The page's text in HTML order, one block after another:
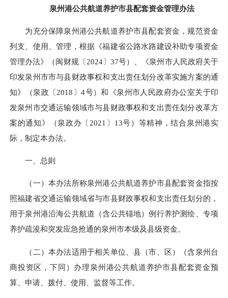
泉州港公共航道养护市县配套资金管理办法
为充分保障泉州港公共航道养护市县配套资金，规范资金
列支、使用、管理，根据《福建省公路水路建设补助专项资金
管理办法》（闽财规〔2024〕37号）、《泉州市人民政府关于
印发泉州市市与县财政事权和支出责任划分改革实施方案的通
知》（泉政〔2018〕4号）和《泉州市人民政府办公室关于印
发泉州市交通运输领域市与县财政事权和支出责任划分改革方
案的通知》（泉政办〔2021〕13号）等精神，结合泉州港实
际，制定本办法。
一、总则
（一）本办法所称泉州港公共航道养护市县配套资金指按
照福建省交通运输领域省与市县财政事权和支出责任划分的，
用于泉州港沿海公共航道（含公共锚地）例行养护测绘、专项
养护疏浚和突发应急抢通的泉州市本级及县级资金。
（二）本办法适用于相关单位、县（市、区）（含泉州台
商投资区，下同）办理泉州港公共航道养护市县配套资金预
算、申请、拨付、使用、监督等工作。